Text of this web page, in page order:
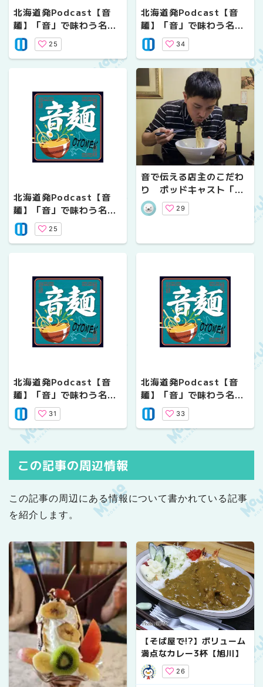
北海道発Podcast【音
麺】「音」で味わう名店
の味 #09 麵や春夏秋
冬-Shiki-
25
北海道発Podcast【音
麺】「音」で味わう名店
の味 #08 ライト食堂
34
北海道発Podcast【音
麺】「音」で味わう名店
の味 #07
25
音で伝える店主のこだわ
り ポッドキャスト「音
麺」取材現場で
29
北海道発Podcast【音
麺】「音」で味わう名店
の味 #05
31
北海道発Podcast【音
麺】「音」で味わう名店
の味 #04 ～旭川編～
33
この記事の周辺情報
この記事の周辺にある情報について書かれている記事
を紹介します。
【そば屋で!?】ボリューム
満点なカレー3杯【旭川】
26